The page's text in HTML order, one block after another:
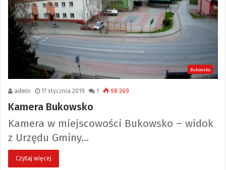
Bukowsko
admin 17 stycznia 2019 1 98 369
Kamera Bukowsko
Kamera w miejscowości Bukowsko – widok
z Urzędu Gminy…
Czytaj więcej